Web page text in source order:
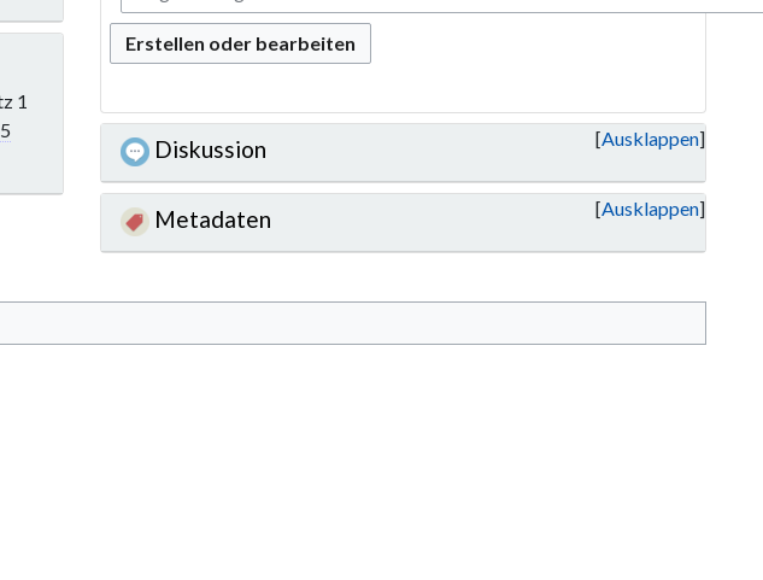
1
Erstellen oder bearbeiten
Ausklappen
Diskussion
Ausklappen
Metadaten